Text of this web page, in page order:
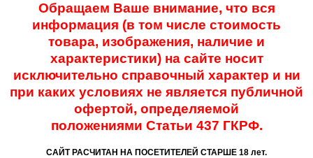
Обращаем Ваше внимание, что вся
информация (в том числе стоимость
товара, изображения, наличие и
характеристики) на сайте носит
исключительно справочный характер и ни
при каких условиях не является публичной
офертой, определяемой
положениями Статьи 437 ГКРФ.
САЙТ РАСЧИТАН НА ПОСЕТИТЕЛЕЙ СТАРШЕ 18 лет.